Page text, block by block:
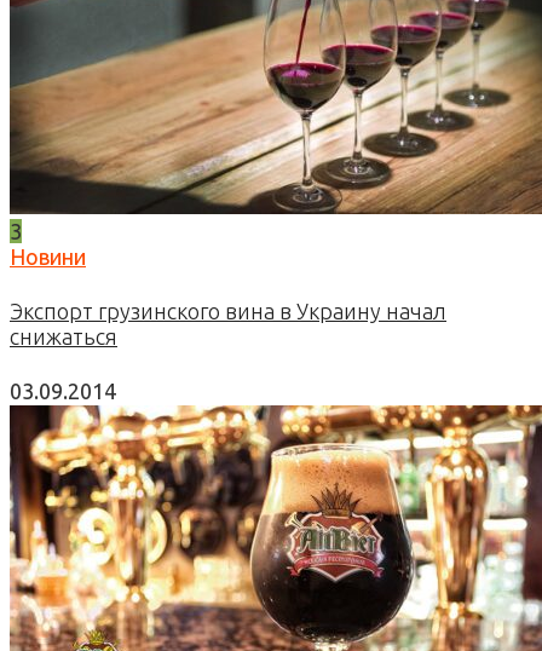
3
Новини
Экспорт грузинского вина в Украину начал
снижаться
03.09.2014